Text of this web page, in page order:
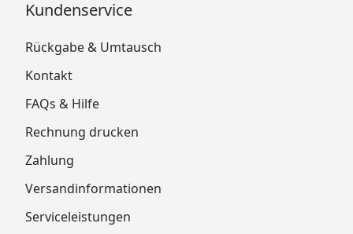
Kundenservice
Rückgabe & Umtausch
Kontakt
FAQs & Hilfe
Rechnung drucken
Zahlung
Versandinformationen
Serviceleistungen